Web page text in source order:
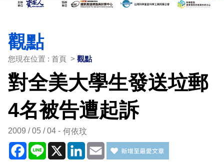
觀點
您現在位置 : 首頁 > 觀點
對全美大學生發送垃郵
4名被告遭起訴
2009 / 05 / 04 何依玟
Facebook
Line X LinkedIn
Email